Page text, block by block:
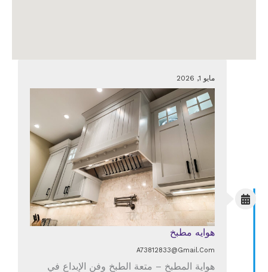
مايو 1, 2026
هوايه مطبخ
A73812833@gmail.com
هواية المطبخ – متعة الطبخ وفن الإبداع في